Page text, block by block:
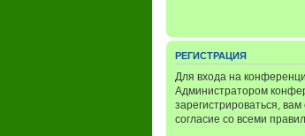
РЕГИСТРАЦИЯ
Для входа на
Администратором
зарегистрироваться,
согласие со всеми